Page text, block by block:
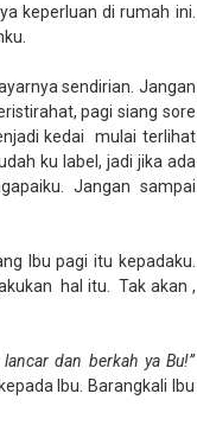
keperluan di rumah ini.
sendirian. Jangan
pagi siang sore
kedai
mulai terlihat
ku label, jadi jika ada
Jangan sampai
Ibu pagi itu kepadaku.
hal itu.
Tak akan ,
dan berkah ya Bu!”
Ibu. Barangkali Ibu